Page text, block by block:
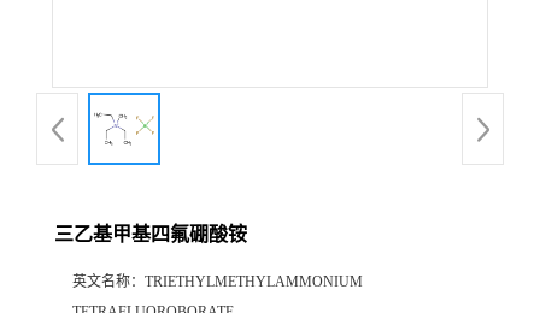
三乙基甲基四氟硼酸铵
英文名称： TRIETHYLMETHYLAMMONIUM